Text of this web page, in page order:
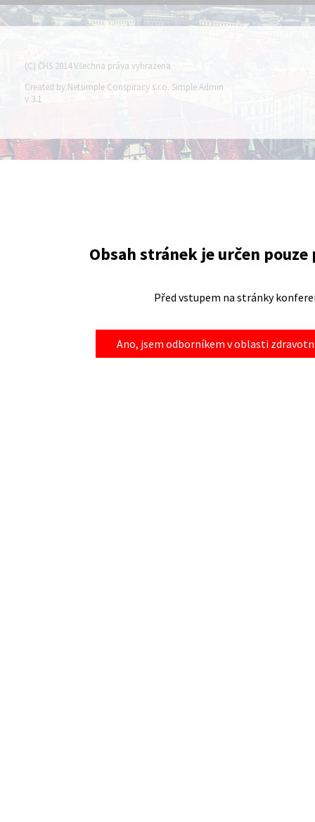
(C) ČHS 2014 Všechna práva vyhrazena
Created by Netsimple Conspiracy s.r.o. Simple Admin
v 3.1
Obsah stránek je určen
Před vstupem na stránky
Ano, jsem odborníkem v oblasti